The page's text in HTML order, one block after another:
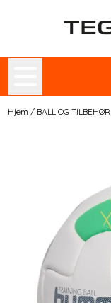
Hopp til innhold
Hjem / BALL OG TILBEHØR